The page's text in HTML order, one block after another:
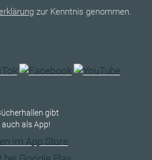
zur Kenntnis genommen.
gibt
auch als App!